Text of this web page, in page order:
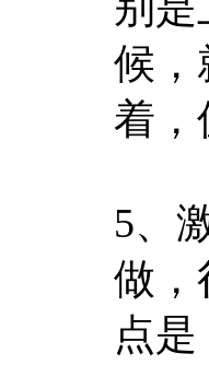
候，
着，
5、
做，
点